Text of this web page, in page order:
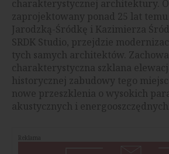
charakterystycznej architektury.
zaprojektowany ponad 25 lat
Jarodzką-Śródkę i Kazimierza
SRDK Studio, przejdzie
tych samych architektów.
charakterystyczna szklana
historycznej zabudowy tego
nowe przeszklenia o wysokich
akustycznych i energooszczędnych.
Reklama